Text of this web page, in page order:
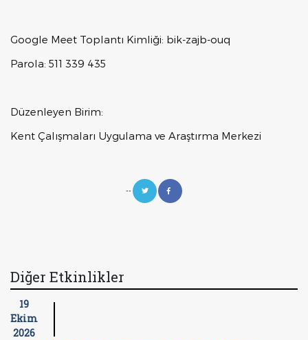
Google Meet Toplantı Kimliği: bik-zajb-ouq
Parola: 511 339 435
Düzenleyen Birim:
Kent Çalışmaları Uygulama ve Araştırma Merkezi
--
Diğer Etkinlikler
19
Ekim
2026